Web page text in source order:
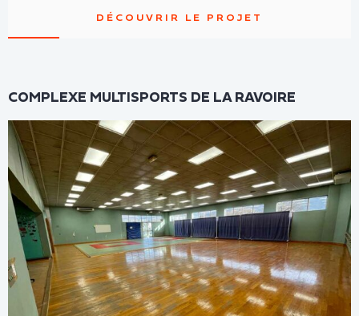
DÉCOUVRIR LE PROJET
COMPLEXE MULTISPORTS DE LA RAVOIRE